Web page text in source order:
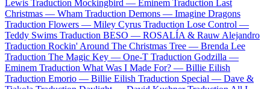
Lewis Traduction Mockingbird — Eminem Traduction Last
Christmas — Wham Traduction Demons — Imagine Dragons
Traduction Flowers — Miley Cyrus Traduction Lose Control —
Teddy Swims Traduction BESO — ROSALÍA & Rauw Alejandro
Traduction Rockin' Around The Christmas Tree — Brenda Lee
Traduction The Magic Key — One-T Traduction Godzilla —
Eminem Traduction What Was I Made For? — Billie Eilish
Traduction Emorio — Billie Eilish Traduction Special — Dave &